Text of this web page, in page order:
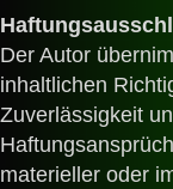
Der Autor
inhaltlichen
Zuverlässigkeit
materieller oder